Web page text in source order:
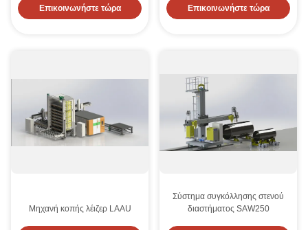
Επικοινωνήστε τώρα Επικοινωνήστε τώρα
Μηχανή κοπής λέιζερ LAAU
Σύστημα συγκόλλησης στενού
διαστήματος SAW250